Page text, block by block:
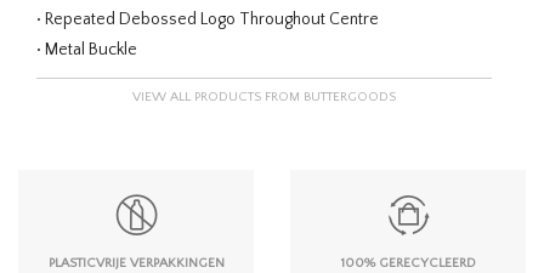
• Repeated Debossed Logo Throughout Centre
• Metal Buckle
VIEW ALL PRODUCTS FROM BUTTERGOODS
PLASTICVRIJE VERPAKKINGEN
100% GERECYCLEERD